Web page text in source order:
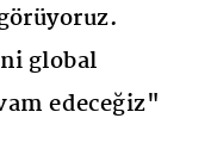
global
edeceğiz"